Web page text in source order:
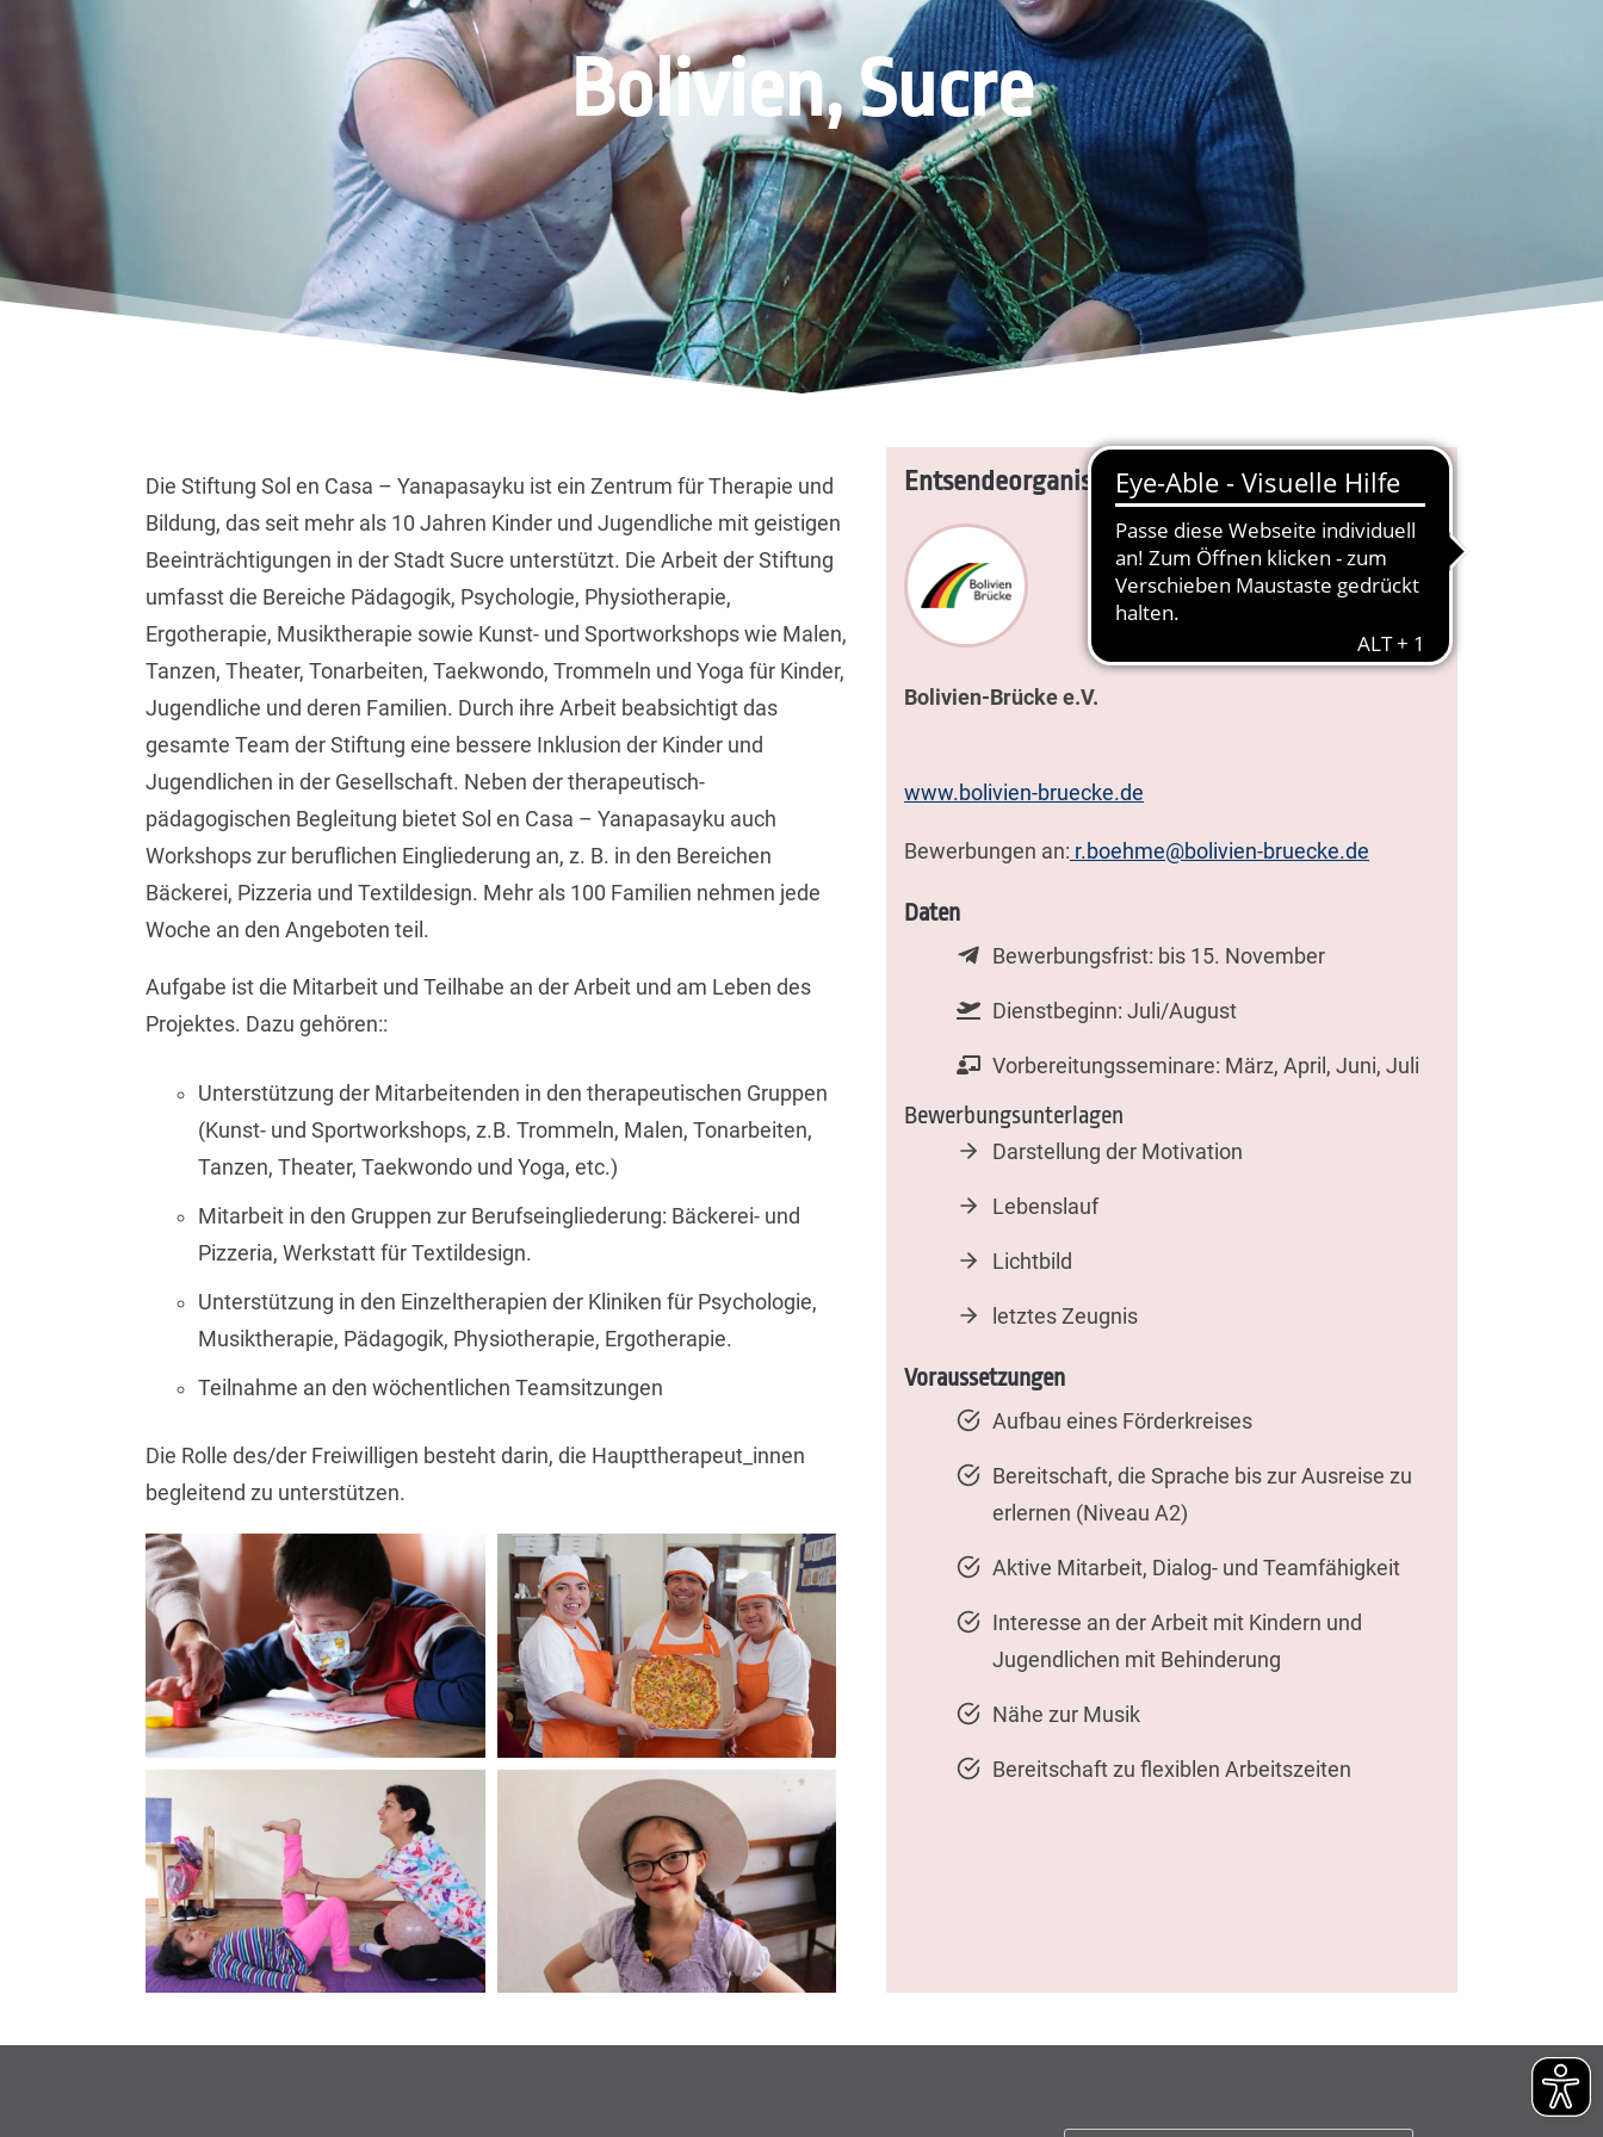
Bolivien, Sucre
Die Stiftung Sol en Casa – Yanapasayku ist ein Zentrum für Therapie und
Bildung, das seit mehr als 10 Jahren Kinder und Jugendliche mit geistigen
Beeinträchtigungen in der Stadt Sucre unterstützt. Die Arbeit der Stiftung
umfasst die Bereiche Pädagogik, Psychologie, Physiotherapie,
Ergotherapie, Musiktherapie sowie Kunst- und Sportworkshops wie Malen,
Tanzen, Theater, Tonarbeiten, Taekwondo, Trommeln und Yoga für Kinder,
Jugendliche und deren Familien. Durch ihre Arbeit beabsichtigt das
gesamte Team der Stiftung eine bessere Inklusion der Kinder und
Jugendlichen in der Gesellschaft. Neben der therapeutisch-
pädagogischen Begleitung bietet Sol en Casa – Yanapasayku auch
Workshops zur beruflichen Eingliederung an, z. B. in den Bereichen
Bäckerei, Pizzeria und Textildesign. Mehr als 100 Familien nehmen jede
Woche an den Angeboten teil.
Aufgabe ist die Mitarbeit und Teilhabe an der Arbeit und am Leben des
Projektes. Dazu gehören::
Unterstützung der Mitarbeitenden in den therapeutischen Gruppen
(Kunst- und Sportworkshops, z.B. Trommeln, Malen, Tonarbeiten,
Tanzen, Theater, Taekwondo und Yoga, etc.)
Mitarbeit in den Gruppen zur Berufseingliederung: Bäckerei- und
Pizzeria, Werkstatt für Textildesign.
Unterstützung in den Einzeltherapien der Kliniken für Psychologie,
Musiktherapie, Pädagogik, Physiotherapie, Ergotherapie.
Teilnahme an den wöchentlichen Teamsitzungen
Die Rolle des/der Freiwilligen besteht darin, die Haupttherapeut_innen
begleitend zu unterstützen.
Entsendeorganisation & Bewerbungsadresse:
Bolivien-Brücke e.V.
www.bolivien-bruecke.de
Bewerbungen an: r.boehme@bolivien-bruecke.de
Daten
Bewerbungsfrist: bis 15. November
Dienstbeginn: Juli/August
Vorbereitungsseminare: März, April, Juni, Juli
Bewerbungsunterlagen
Darstellung der Motivation
Lebenslauf
Lichtbild
letztes Zeugnis
Voraussetzungen
Aufbau eines Förderkreises
Bereitschaft, die Sprache bis zur Ausreise zu
erlernen (Niveau A2)
Aktive Mitarbeit, Dialog- und Teamfähigkeit
Interesse an der Arbeit mit Kindern und
Jugendlichen mit Behinderung
Nähe zur Musik
Bereitschaft zu flexiblen Arbeitszeiten
Suchen